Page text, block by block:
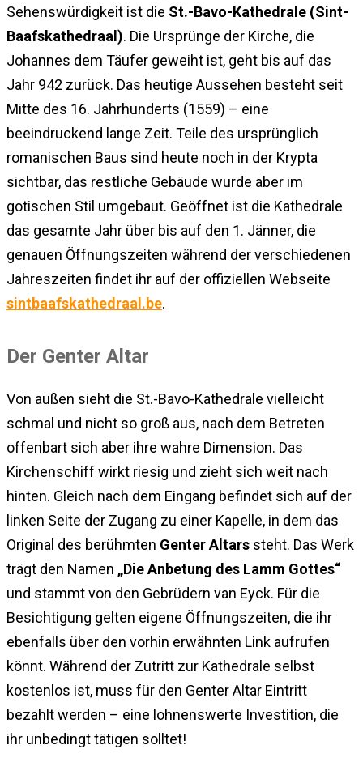
Sehenswürdigkeit ist die St.-Bavo-Kathedrale (Sint-
Baafskathedraal). Die Ursprünge der Kirche, die
Johannes dem Täufer geweiht ist, geht bis auf das
Jahr 942 zurück. Das heutige Aussehen besteht seit
Mitte des 16. Jahrhunderts (1559) – eine
beeindruckend lange Zeit. Teile des ursprünglich
romanischen Baus sind heute noch in der Krypta
sichtbar, das restliche Gebäude wurde aber im
gotischen Stil umgebaut. Geöffnet ist die Kathedrale
das gesamte Jahr über bis auf den 1. Jänner, die
genauen Öffnungszeiten während der verschiedenen
Jahreszeiten findet ihr auf der offiziellen Webseite
sintbaafskathedraal.be.
Der Genter Altar
Von außen sieht die St.-Bavo-Kathedrale vielleicht
schmal und nicht so groß aus, nach dem Betreten
offenbart sich aber ihre wahre Dimension. Das
Kirchenschiff wirkt riesig und zieht sich weit nach
hinten. Gleich nach dem Eingang befindet sich auf der
linken Seite der Zugang zu einer Kapelle, in dem das
Original des berühmten Genter Altars steht. Das Werk
trägt den Namen „Die Anbetung des Lamm Gottes“
und stammt von den Gebrüdern van Eyck. Für die
Besichtigung gelten eigene Öffnungszeiten, die ihr
ebenfalls über den vorhin erwähnten Link aufrufen
könnt. Während der Zutritt zur Kathedrale selbst
kostenlos ist, muss für den Genter Altar Eintritt
bezahlt werden – eine lohnenswerte Investition, die
ihr unbedingt tätigen solltet!